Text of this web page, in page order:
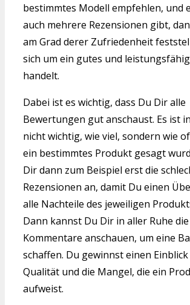
bestimmtes Modell empfehlen, und
auch mehrere Rezensionen gibt,
am Grad derer Zufriedenheit
sich um ein gutes und
handelt.
Dabei ist es wichtig, dass Du Dir alle
Bewertungen gut anschaust. Es ist
nicht wichtig, wie viel, sondern wie
ein bestimmtes Produkt gesagt
Dir dann zum Beispiel erst die
Rezensionen an, damit Du einen
alle Nachteile des jeweiligen
Dann kannst Du Dir in aller Ruhe
Kommentare anschauen, um eine
schaffen. Du gewinnst einen
Qualität und die Mangel, die ein
aufweist.